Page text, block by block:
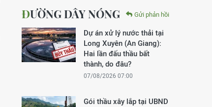
ĐƯỜNG DÂY NÓNG Gửi phản hồi
Dự án xử lý nước thải tại
Long Xuyên (An Giang):
Hai lần đấu thầu bất
thành, do đâu?
07/08/2026 07:00
Gói thầu xây lắp tại UBND